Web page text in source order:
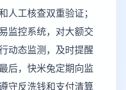
人工核查双重验证；
监控系统，对大额交
动态监测，及时提醒
后，快米兔定期向监
守反洗钱和支付清算